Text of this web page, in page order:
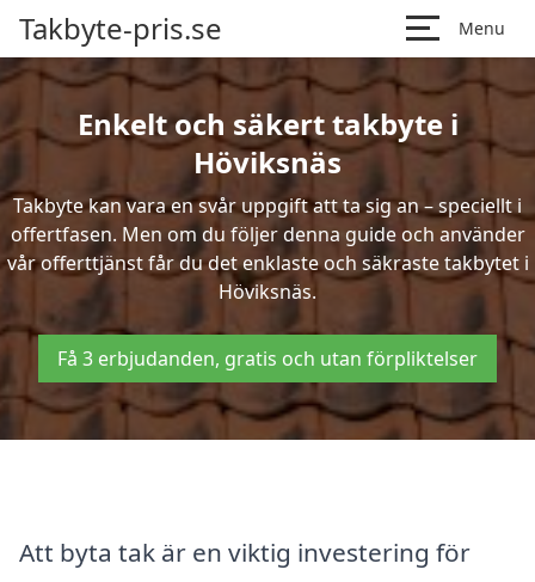
Takbyte-pris.se Menu
Enkelt och säkert takbyte i
Höviksnäs
Takbyte kan vara en svår uppgift att ta sig an – speciellt i
offertfasen. Men om du följer denna guide och använder
vår offerttjänst får du det enklaste och säkraste takbytet i
Höviksnäs.
Få 3 erbjudanden, gratis och utan förpliktelser
Att byta tak är en viktig investering för